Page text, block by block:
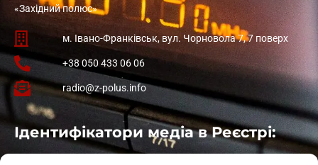
«Західний полюс»
м. Івано-Франківськ, вул. Чорновола 7, 7 поверх
+38 050 433 06 06
radio@z-polus.info
Ідентифікатори медіа в Реєстрі: